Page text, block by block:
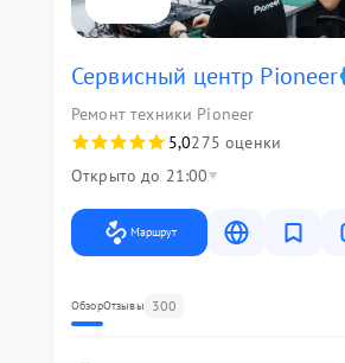
Сервисный центр Pioneer
Ремонт техники Pioneer
5,0275 оценки
Открыто до 21:00
Маршрут
ОбзорОтзывы 300